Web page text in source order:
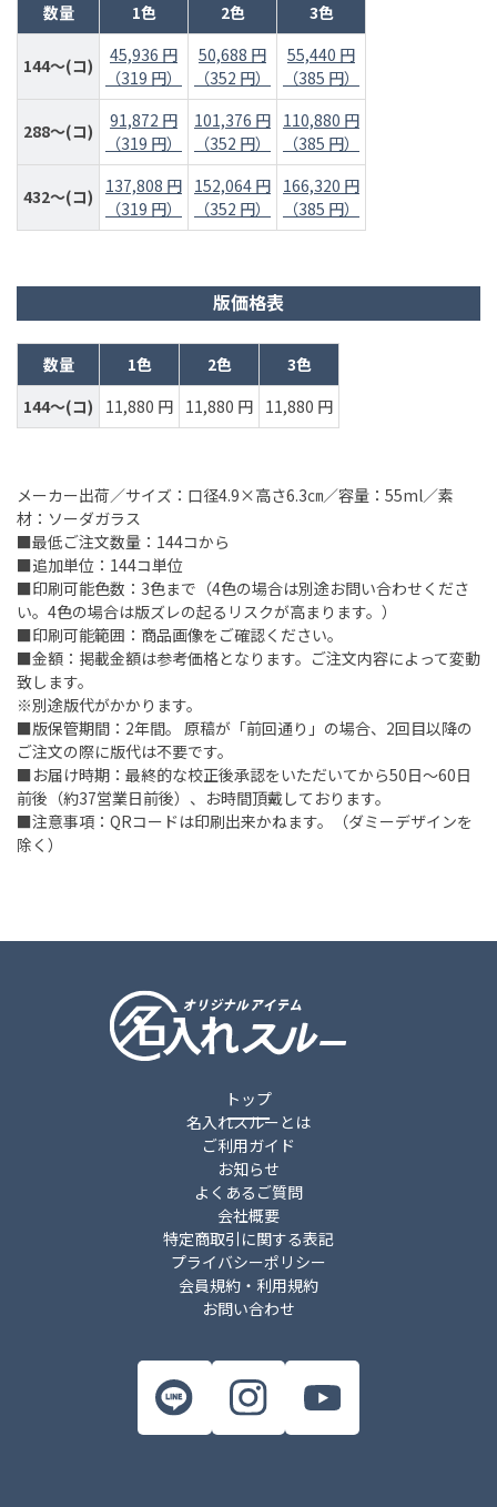
数量 1色 2色 3色
144～(コ)
45,936 円
（319 円）
50,688 円
（352 円）
55,440 円
（385 円）
288～(コ)
91,872 円
（319 円）
101,376 円
（352 円）
110,880 円
（385 円）
432～(コ)
137,808 円
（319 円）
152,064 円
（352 円）
166,320 円
（385 円）
版価格表
数量 1色 2色
3色
144～(コ)
11,880 円 11,880 円 11,880 円
メーカー出荷／サイズ：口径4.9×高さ6.3㎝／容量：55ml／素
材：ソーダガラス
■最低ご注文数量：144コから
■追加単位：144コ単位
■印刷可能色数：3色まで（4色の場合は別途お問い合わせくださ
い。4色の場合は版ズレの起るリスクが高まります。）
■印刷可能範囲：商品画像をご確認ください。
■金額：掲載金額は参考価格となります。ご注文内容によって変動
致します。
※別途版代がかかります。
■版保管期間：2年間。 原稿が「前回通り」の場合、2回目以降の
ご注文の際に版代は不要です。
■お届け時期：最終的な校正後承認をいただいてから50日～60日
前後（約37営業日前後）、お時間頂戴しております。
■注意事項：QRコードは印刷出来かねます。（ダミーデザインを
除く）
トップ
名入れスルーとは
ご利用ガイド
お知らせ
よくあるご質問
会社概要
特定商取引に関する表記
プライバシーポリシー
会員規約・利用規約
お問い合わせ